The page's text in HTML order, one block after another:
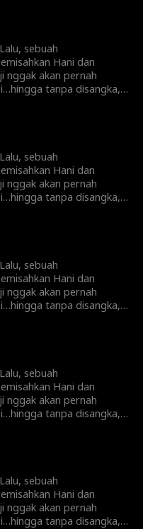
tahu itu!
sebuah
Hani dan
nggak akan pernah
tanpa disangka,
tahu itu!
sebuah
Hani dan
nggak akan pernah
tanpa disangka,
tahu itu!
sebuah
Hani dan
nggak akan pernah
tanpa disangka,
tahu itu!
sebuah
Hani dan
nggak akan pernah
tanpa disangka,
tahu itu!
sebuah
Hani dan
nggak akan pernah
tanpa disangka,